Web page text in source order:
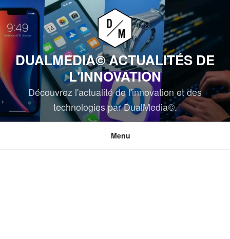
Aller
au
contenu
DUALMEDIA© ACTUALITÉS DE
L'INNOVATION
Découvrez l'actualité de l'innovation et des
technologies par DualMedia©.
Menu